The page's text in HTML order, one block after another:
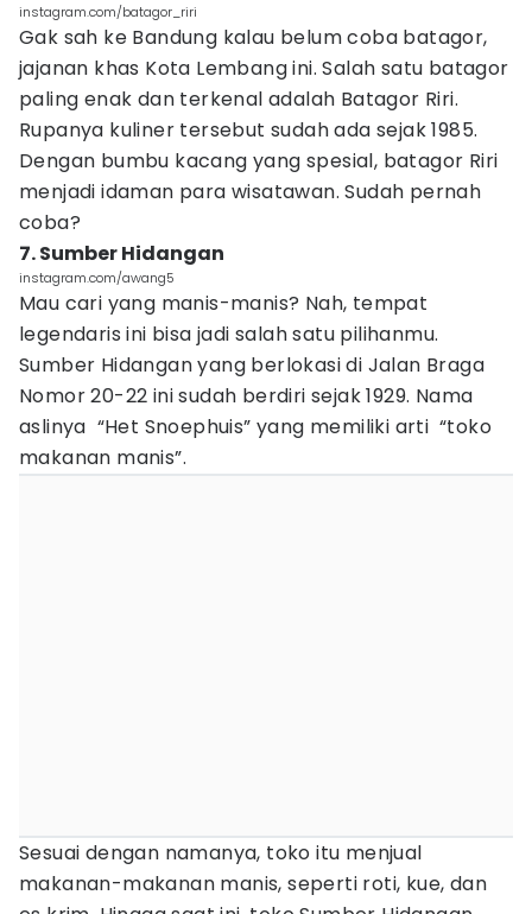
instagram.com/batagor_riri
Gak sah ke Bandung kalau belum coba batagor,
jajanan khas Kota Lembang ini. Salah satu batagor
paling enak dan terkenal adalah Batagor Riri.
Rupanya kuliner tersebut sudah ada sejak 1985.
Dengan bumbu kacang yang spesial, batagor Riri
menjadi idaman para wisatawan. Sudah pernah
coba?
7. Sumber Hidangan
instagram.com/awang5
Mau cari yang manis-manis? Nah, tempat
legendaris ini bisa jadi salah satu pilihanmu.
Sumber Hidangan yang berlokasi di Jalan Braga
Nomor 20-22 ini sudah berdiri sejak 1929. Nama
aslinya “Het Snoephuis” yang memiliki arti “toko
makanan manis”.
Sesuai dengan namanya, toko itu menjual
makanan-makanan manis, seperti roti, kue, dan